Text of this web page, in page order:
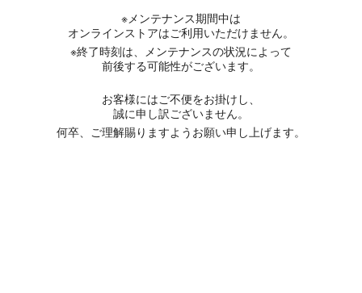
※メンテナンス期間中は
オンラインストアはご利用いただけません。
※終了時刻は、メンテナンスの状況によって
前後する可能性がございます。
お客様にはご不便をお掛けし、
誠に申し訳ございません。
何卒、ご理解賜りますようお願い申し上げます。